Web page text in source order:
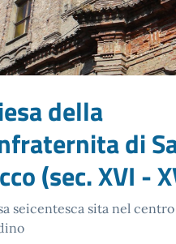
della
di
(sec. XVI -
seicentesca sita nel centro